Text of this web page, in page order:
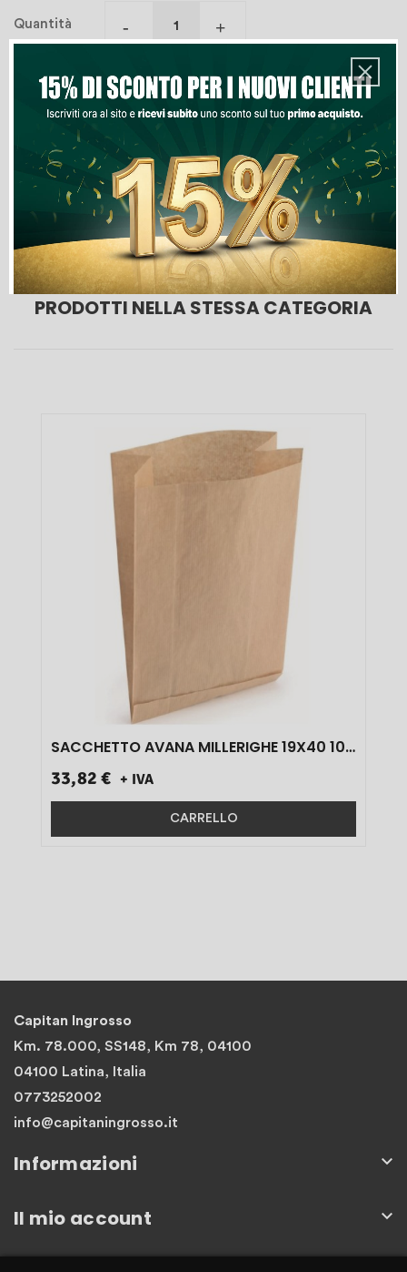
Quantità
Aggiungi Al Carrello
Lista Dei Desideri
Ultimi articoli in magazzino
PRODOTTI NELLA STESSA CATEGORIA
SACCHETTO AVANA MILLERIGHE 19X40 10
33,82 € + IVA
CARRELLO
Capitan Ingrosso
Km. 78.000, SS148, Km 78, 04100
04100 Latina, Italia
0773252002
info@capitaningrosso.it
Informazioni 
Il mio account 